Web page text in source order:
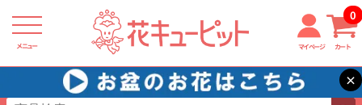
メニュー マイページ カート
0
×